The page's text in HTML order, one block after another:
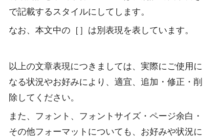
で記載するスタイルにしてします。
なお、本文中の［］は別表現を表しています。
以上の文章表現につきましては、実際にご使用に
なる状況やお好みにより、適宜、追加・修正・削
除してください。
また、フォント、フォントサイズ・ページ余白・
その他フォーマットについても、お好みや状況に